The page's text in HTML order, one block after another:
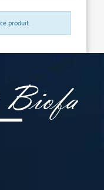
produit.
Biofa